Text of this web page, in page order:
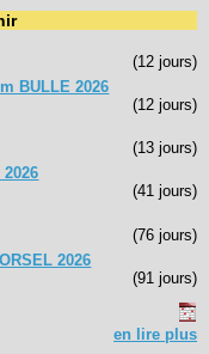
(12 jours)
BULLE 2026
(12 jours)
(13 jours)
2026
(41 jours)
(76 jours)
2026
(91 jours)
en lire plus